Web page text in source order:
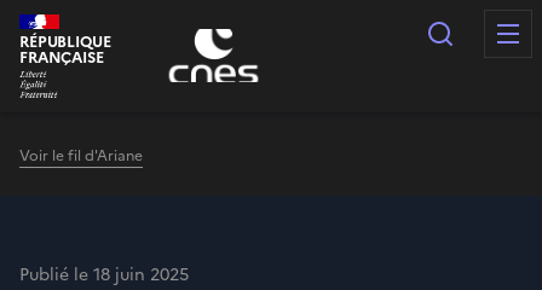
Panneau de gestion des cookies
RÉPUBLIQUE
FRANÇAISE
Voir le fil d'Ariane
Publié le 18 juin 2025